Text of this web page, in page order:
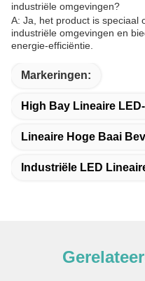
industriële omgevingen?
A: Ja, het product is speciaal
industriële omgevingen en
energie-efficiëntie.
Markeringen:
High Bay Lineaire
Lineaire Hoge Baai
Industriële LED